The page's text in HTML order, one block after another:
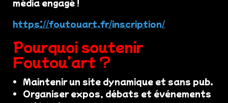
média engagé !
https://foutouart.fr/inscription/
Pourquoi soutenir
Foutou’art ?
Maintenir un site dynamique et sans pub.
Organiser expos, débats et événements